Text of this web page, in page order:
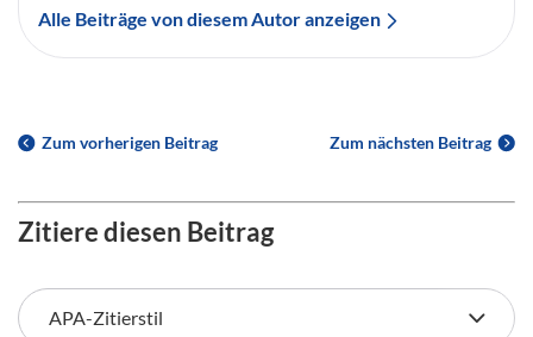
Alle Beiträge von diesem Autor anzeigen
Zum vorherigen Beitrag Zum nächsten Beitrag
Zitiere diesen Beitrag